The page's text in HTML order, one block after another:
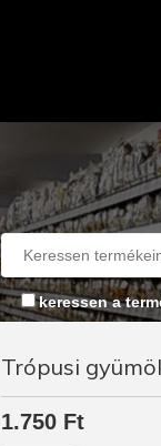
keressen a
Trópusi
1.750 Ft